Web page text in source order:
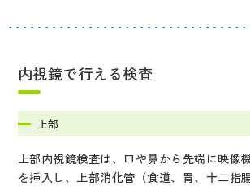
内視鏡で行える検査
上部
上部内視鏡検査は、口や鼻から先端に映像
を挿入し、上部消化管（食道、胃、十二指